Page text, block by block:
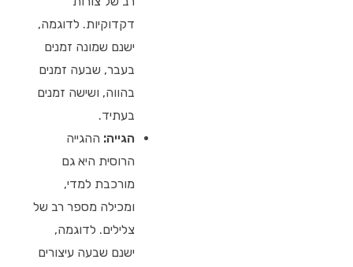
דקדוקיות. לדוגמה,
ישנם שמונה זמנים
בעבר, שבעה זמנים
בהווה, ושישה זמנים
בעתיד.
הגייה: ההגייה
הרוסית היא גם
מורכבת למדי,
ומכילה מספר רב של
צלילים. לדוגמה,
ישנם שבעה עיצורים